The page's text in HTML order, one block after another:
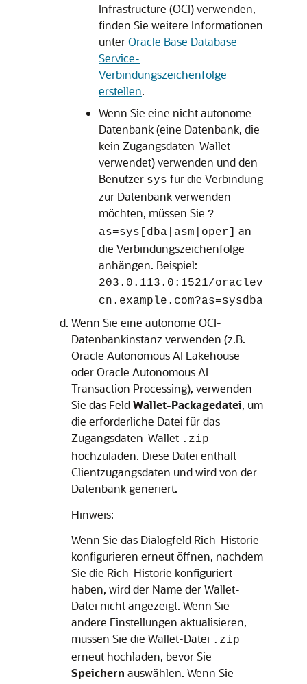
Infrastructure (OCI) verwenden,
finden Sie weitere Informationen
unterOracle Base Database
Service-
Verbindungszeichenfolge
erstellen.
Wenn Sie eine nicht autonome
Datenbank (eine Datenbank, die
kein Zugangsdaten-Wallet
verwendet) verwenden und den
Benutzer sys für die Verbindung
zur Datenbank verwenden
möchten, müssen Sie ?
as=sys[dba|asm|oper]
an
die Verbindungszeichenfolge
anhängen. Beispiel:
203.0.113.0:1521/oraclev
cn.example.com?as=sysdba
Wenn Sie eine autonome OCI-
Datenbankinstanz verwenden (z.B.
Oracle Autonomous AI Lakehouse
oderOracle Autonomous AI
Transaction Processing), verwenden
Sie das FeldWallet-Packagedatei, um
die erforderliche Datei für das
Zugangsdaten-Wallet .zip
hochzuladen. Diese Datei enthält
Clientzugangsdaten und wird von der
Datenbank generiert.
Hinweis:
Wenn Sie das Dialogfeld Rich-Historie
konfigurieren erneut öffnen, nachdem
Sie die Rich-Historie konfiguriert
haben, wird der Name der Wallet-
Datei nicht angezeigt. Wenn Sie
andere Einstellungen aktualisieren,
müssen Sie die Wallet-Datei .zip
erneut hochladen, bevor Sie
Speichern auswählen. Wenn Sie